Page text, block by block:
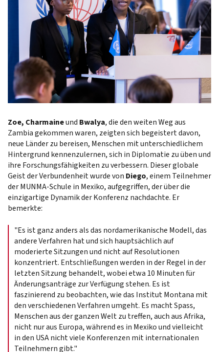
Zoe, Charmaineund Bwalya, die den weiten Weg aus
Zambia gekommen waren, zeigten sich begeistert davon,
neue Länder zu bereisen, Menschen mit unterschiedlichem
Hintergrund kennenzulernen, sich in Diplomatie zu üben und
ihre Forschungsfähigkeiten zu verbessern. Dieser globale
Geist der Verbundenheit wurde von Diego, einem Teilnehmer
der MUNMA-Schule in Mexiko, aufgegriffen, der über die
einzigartige Dynamik der Konferenz nachdachte. Er
bemerkte:
"Es ist ganz anders als das nordamerikanische Modell, das
andere Verfahren hat und sich hauptsächlich auf
moderierte Sitzungen und nicht auf Resolutionen
konzentriert. Entschließungen werden in der Regel in der
letzten Sitzung behandelt, wobei etwa 10 Minuten für
Änderungsanträge zur Verfügung stehen. Es ist
faszinierend zu beobachten, wie das Institut Montana mit
den verschiedenen Verfahren umgeht. Es macht Spass,
Menschen aus der ganzen Welt zu treffen, auch aus Afrika,
nicht nur aus Europa, während es in Mexiko und vielleicht
in den USA nicht viele Konferenzen mit internationalen
Teilnehmern gibt."